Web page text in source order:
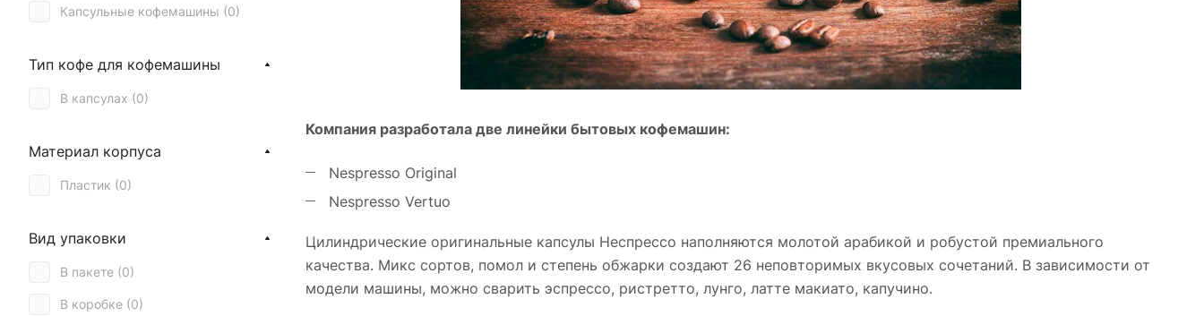
Компания разработала две линейки бытовых кофемашин:
Nespresso Original
Nespresso Vertuo
Цилиндрические оригинальные капсулы Неспрессо наполняются молотой арабикой и робустой премиального
качества. Микс сортов, помол и степень обжарки создают 26 неповторимых вкусовых сочетаний. В зависимости от
модели машины, можно сварить эспрессо, ристретто, лунго, латте макиато, капучино.
Капсульные кофемашины (0)
Тип кофе для кофемашины
В капсулах (0)
Материал корпуса
Пластик (0)
Вид упаковки
В пакете (0)
В коробке (0)